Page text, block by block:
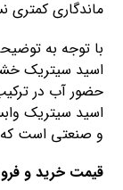
ماندگاری
با توجه به
اسید سیتریک
حضور آب در
اسید سیتریک
و صنعتی است که
قیمت خرید و